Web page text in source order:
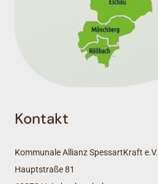
Kontakt
Kommunale Allianz SpessartKraft e.V.
Hauptstraße 81